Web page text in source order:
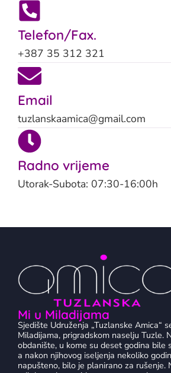
Telefon/Fax.
+387 35 312 321
Email
tuzlanskaamica@gmail.com
Radno vrijeme
Utorak-Subota: 07:30-16:00h
Mi u Miladijama
Sjedište Udruženja „Tuzlanske Amica“
Miladijama, prigradskom naselju Tuzle.
obdanište, u kome su deset godina bile
a nakon njihovog iseljenja nekoliko
napušteno, bilo je planirano za rušenje.